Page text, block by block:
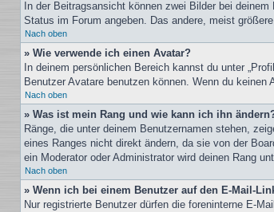
In der Beitragsansicht können zwei Bilder bei
Status im Forum angeben. Das andere, meist
Nach oben
» Wie verwende ich einen Avatar?
In deinem persönlichen Bereich kannst du unter
Benutzer Avatare benutzen können. Wenn du
Nach oben
» Was ist mein Rang und wie kann ich ihn
Ränge, die unter deinem Benutzernamen stehen,
eines Ranges nicht direkt ändern, da sie von der
ein Moderator oder Administrator wird deinen Rang
Nach oben
» Wenn ich bei einem Benutzer auf den E-Mail-
Nur registrierte Benutzer dürfen die foreninterne E-